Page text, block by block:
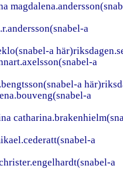
a
a
a
a
a
a
a